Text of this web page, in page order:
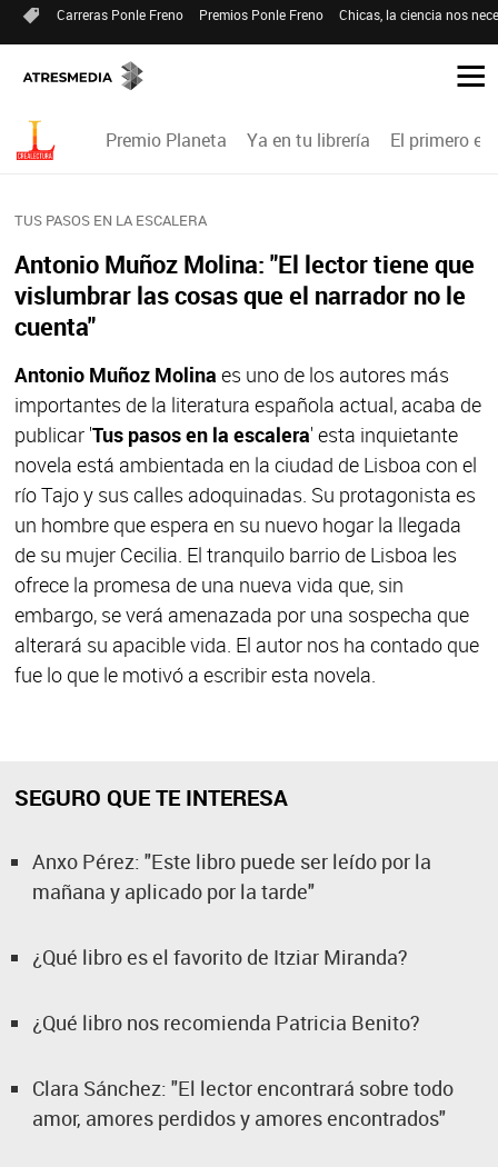
Carreras Ponle Freno Premios Ponle Freno Chicas, la ciencia nos
Premio Planeta Ya en tu librería El primero en
TUS PASOS EN LA ESCALERA
Antonio Muñoz Molina: "El lector tiene que
vislumbrar las cosas que el narrador no le
cuenta"
Antonio Muñoz Molina es uno de los autores más
importantes de la literatura española actual, acaba de
publicar 'Tus pasos en la escalera' esta inquietante
novela está ambientada en la ciudad de Lisboa con el
río Tajo y sus calles adoquinadas. Su protagonista es
un hombre que espera en su nuevo hogar la llegada
de su mujer Cecilia. El tranquilo barrio de Lisboa les
ofrece la promesa de una nueva vida que, sin
embargo, se verá amenazada por una sospecha que
alterará su apacible vida. El autor nos ha contado que
fue lo que le motivó a escribir esta novela.
SEGURO QUE TE INTERESA
Anxo Pérez: "Este libro puede ser leído por la
mañana y aplicado por la tarde"
¿Qué libro es el favorito de Itziar Miranda?
¿Qué libro nos recomienda Patricia Benito?
Clara Sánchez: "El lector encontrará sobre todo
amor, amores perdidos y amores encontrados"